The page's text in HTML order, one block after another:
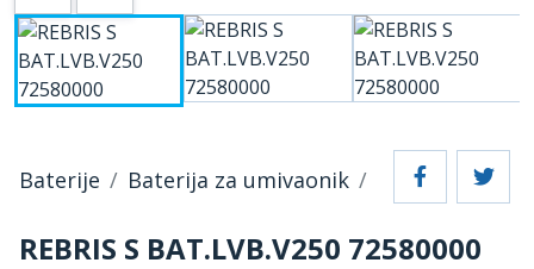
Baterije Baterija za umivaonik
REBRIS S BAT.LVB.V250 72580000